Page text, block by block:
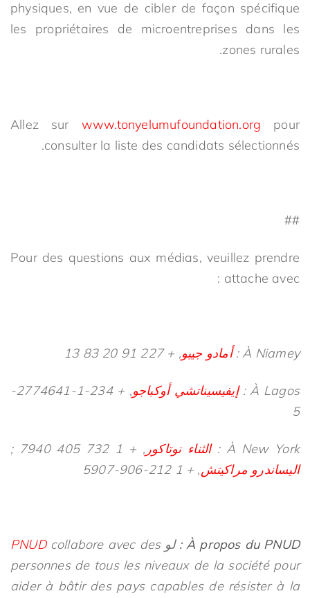
physiques, en vue de cibler de façon spécifique
les propriétaires de microentreprises dans les
zones rurales.
Allez sur www.tonyelumufoundation.org pour
consulter la liste des candidats sélectionnés.
##
Pour des questions aux médias, veuillez prendre
attache avec :
À Niamey : أمادو جيبو, + 227 91 20 83 13
À Lagos : إيفيسيناتشي أوكباجو
, + 234-1-2774641-
5
À New York : الثناء نوتاكور , + 1 732 405 7940 ;
اليساندرو مراكيتش, + 1 212-906-5907
À propos du PNUD : لو PNUDcollabore avec des
personnes de tous les niveaux de la société pour
aider à bâtir des pays capables de résister à la